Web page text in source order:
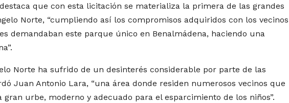
que con esta licitación se materializa la primera de las grandes
Norte, “cumpliendo así los compromisos adquiridos con los vecinos
demandaban este parque único en Benalmádena, haciendo una
Norte ha sufrido de un desinterés considerable por parte de las
Juan Antonio Lara, “una área donde residen numerosos vecinos que
urbe, moderno y adecuado para el esparcimiento de los niños”.